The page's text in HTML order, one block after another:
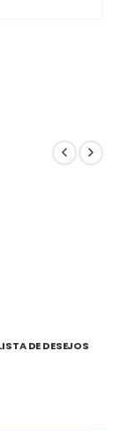
DE DESEJOS